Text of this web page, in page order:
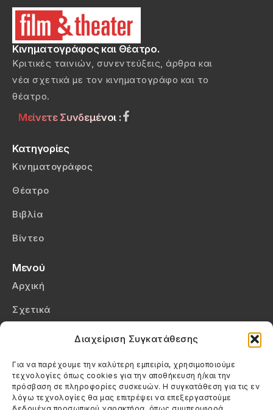
Διαχείριση Συγκατάθεσης
Για να παρέχουμε την καλύτερη εμπειρία, χρησιμοποιούμε
τεχνολογίες όπως cookies για την αποθήκευση ή/και την
πρόσβαση σε πληροφορίες συσκευών. Η συγκατάθεση για τις εν
λόγω τεχνολογίες θα μας επιτρέψει να επεξεργαστούμε
Κινηματογράφος και Θέατρο.
Κριτικές ταινιών, συνεντεύξεις, άρθρα και
νέα σχετικά με τον κινηματογράφο και το
θέατρο.
Μείνετε Συνδεμένοι :
Κατηγορίες
Κινηματογράφος
Θέατρο
Βιβλία
Βίντεο
Μενού
Αρχική
Σχετικά
Πολιτική Cookies (ΕΕ)